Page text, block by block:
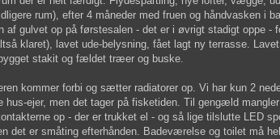
rum), efter 4 måneder med fruen og håndvasken i
af gulvet op på førstesalen - det er i øvrigt stadigt oppe
klaret), lavet ude-belysning, fået lagt ny terrasse.
stakit og fældet træer og buske.
kommer forbi og sætter radiatorer op. Vi har kun 2
ejer, men det tager på fisketiden. Til gengæld
op - der er trukket el - og så lige tilslutte LED
det er småting efterhånden. Badeværelse og toilet må